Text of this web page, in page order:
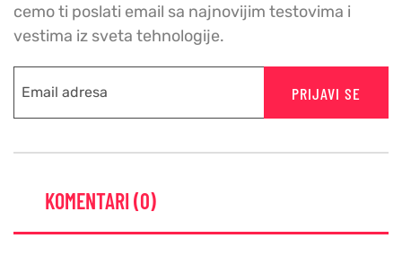
cemo ti poslati email sa najnovijim testovima i
vestima iz sveta tehnologije.
PRIJAVI SE
KOMENTARI (0)